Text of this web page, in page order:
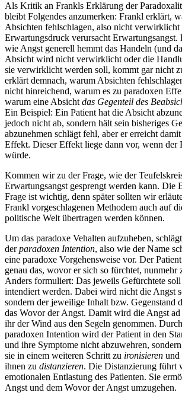
Als Kritik an Frankls Erklärung der
bleibt Folgendes anzumerken: Frankl erklärt,
Absichten fehlschlagen, also nicht verwirklicht
Erwartungsdruck verursacht Erwartungsangst.
wie Angst generell hemmt das Handeln (und
Absicht wird nicht verwirklicht oder die
sie verwirklicht werden soll, kommt gar nicht
erklärt demnach, warum Absichten
nicht hinreichend, warum es zu paradoxen
warum eine Absicht das Gegenteil des
Ein Beispiel: Ein Patient hat die Absicht
jedoch nicht ab, sondern hält sein bisheriges
abzunehmen schlägt fehl, aber er erreicht
Effekt. Dieser Effekt liege dann vor, wenn der
würde.
Kommen wir zu der Frage, wie der
Erwartungsangst gesprengt werden kann. Die
Frage ist wichtig, denn später sollten wir
Frankl vorgeschlagenen Methodem auch auf
politische Welt übertragen werden können.
Um das paradoxe Vehalten aufzuheben,
derparadoxen Intention, also wie der Name
eine paradoxe Vorgehensweise vor. Der
genau das, wovor er sich so fürchtet, nunmehr
Anders formuliert: Das jeweils Gefürchtete soll
intendiert werden. Dabei wird nicht die Angst
sondern der jeweilige Inhalt bzw. Gegenstand
das Wovor der Angst. Damit wird die Angst ad
ihr der Wind aus den Segeln genommen.
paradoxen Intention wird der Patient in den
und ihre Symptome nicht abzuwehren,
sie in einem weiteren Schritt zu ironisieren und
ihnen zu distanzieren. Die Distanzierung führt
emotionalen Entlastung des Patienten. Sie
Angst und dem Wovor der Angst umzugehen.